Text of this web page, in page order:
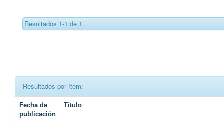
Resultados 1-1 de 1.
Resultados por ítem:
Fecha de
publicación
Título